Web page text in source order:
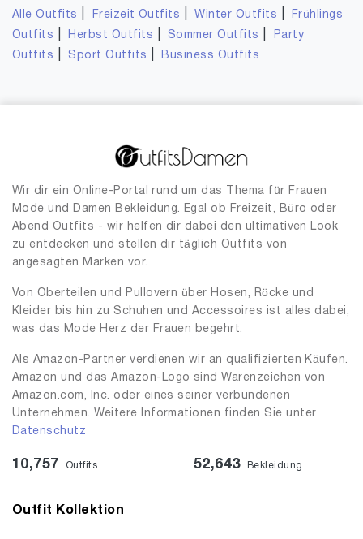
Alle Outfits Freizeit Outfits |Winter Outfits
Frühlings
Outfits
Herbst Outfits Sommer Outfits
Party
Outfits
Sport Outfits Business Outfits
Wir dir ein Online-Portal rund um das Thema für Frauen
Mode und Damen Bekleidung. Egal ob Freizeit, Büro oder
Abend Outfits - wir helfen dir dabei den ultimativen Look
zu entdecken und stellen dir täglich Outfits von
angesagten Marken vor.
Von Oberteilen und Pullovern über Hosen, Röcke und
Kleider bis hin zu Schuhen und Accessoires ist alles dabei,
was das Mode Herz der Frauen begehrt.
Als Amazon-Partner verdienen wir an qualifizierten Käufen.
Amazon und das Amazon-Logo sind Warenzeichen von
Amazon.com, Inc. oder eines seiner verbundenen
Unternehmen. Weitere Informationen finden Sie unter
Datenschutz
10,757 Outfits 52,643 Bekleidung
Outfit Kollektion